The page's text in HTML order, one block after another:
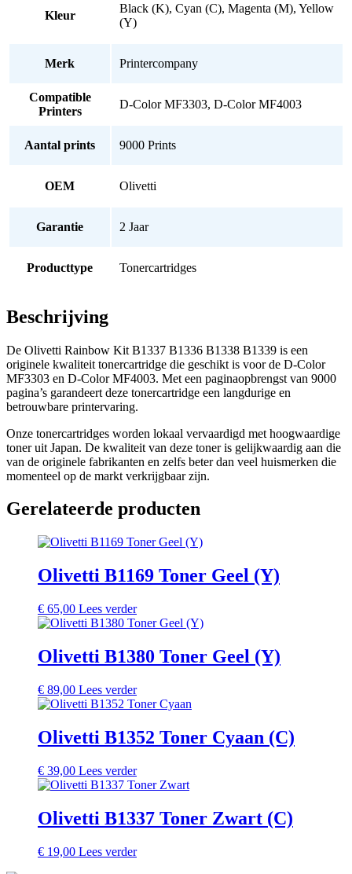
Kleur
Black (K), Cyan (C), Magenta (M), Yellow
(Y)
Merk Printercompany
Compatible
Printers
D-Color MF3303, D-Color MF4003
Aantal prints 9000 Prints
OEM Olivetti
Garantie 2 Jaar
Producttype Tonercartridges
Beschrijving
De Olivetti Rainbow Kit B1337 B1336 B1338 B1339 is een
originele kwaliteit tonercartridge die geschikt is voor de D-Color
MF3303 en D-Color MF4003. Met een paginaopbrengst van 9000
pagina’s garandeert deze tonercartridge een langdurige en
betrouwbare printervaring.
Onze tonercartridges worden lokaal vervaardigd met hoogwaardige
toner uit Japan. De kwaliteit van deze toner is gelijkwaardig aan die
van de originele fabrikanten en zelfs beter dan veel huismerken die
momenteel op de markt verkrijgbaar zijn.
Gerelateerde producten
Olivetti B1169 Toner Geel (Y)
€ 65,00 Lees verder
Olivetti B1380 Toner Geel (Y)
€ 89,00 Lees verder
Olivetti B1352 Toner Cyaan (C)
€ 39,00 Lees verder
Olivetti B1337 Toner Zwart (C)
€ 19,00 Lees verder